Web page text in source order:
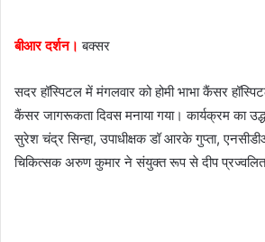
बीआर दर्शन। बक्सर
सदर हॉस्पिटल में मंगलवार को होमी भाभा कैंसर
कैंसर जागरूकता दिवस मनाया गया। कार्यक्रम का
सुरेश चंद्र सिन्हा, उपाधीक्षक डॉ आरके गुप्ता,
चिकित्सक अरुण कुमार ने संयुक्त रूप से दीप